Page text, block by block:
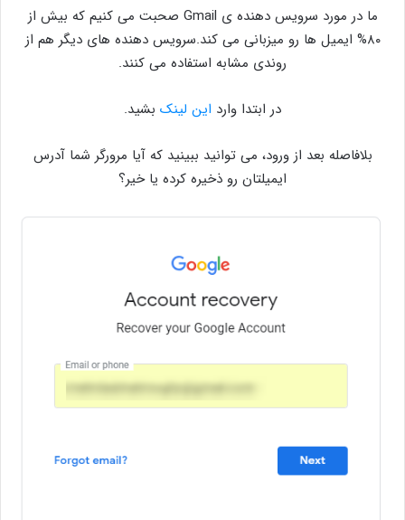
ما در مورد سرویس دهنده ی Gmail صحبت می کنیم که بیش از
۸۰% ایمیل ها رو میزبانی می کند.سرویس دهنده های دیگر هم از
روندی مشابه استفاده می کنند.
در ابتدا وارد این لینک بشید.
بلافاصله بعد از ورود، می توانید ببینید که آیا مرورگر شما آدرس
ایمیلتان رو ذخیره کرده یا خیر؟